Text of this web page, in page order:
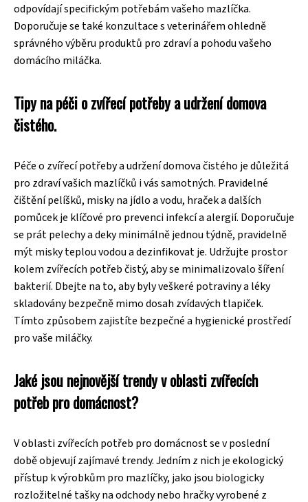
odpovídají specifickým potřebám vašeho mazlíčka.
Doporučuje se také konzultace s veterinářem ohledně
správného výběru produktů pro zdraví a pohodu vašeho
domácího miláčka.
Tipy na péči o zvířecí potřeby a udržení domova
čistého.
Péče o zvířecí potřeby a udržení domova čistého je důležitá
pro zdraví vašich mazlíčků i vás samotných. Pravidelné
čištění pelíšků, misky na jídlo a vodu, hraček a dalších
pomůcek je klíčové pro prevenci infekcí a alergií. Doporučuje
se prát pelechy a deky minimálně jednou týdně, pravidelně
mýt misky teplou vodou a dezinfikovat je. Udržujte prostor
kolem zvířecích potřeb čistý, aby se minimalizovalo šíření
bakterií. Dbejte na to, aby byly veškeré potraviny a léky
skladovány bezpečně mimo dosah zvídavých tlapiček.
Tímto způsobem zajistíte bezpečné a hygienické prostředí
pro vaše miláčky.
Jaké jsou nejnovější trendy v oblasti zvířecích
potřeb pro domácnost?
V oblasti zvířecích potřeb pro domácnost se v poslední
době objevují zajímavé trendy. Jedním z nich je ekologický
přístup k výrobkům pro mazlíčky, jako jsou biologicky
rozložitelné tašky na odchody nebo hračky vyrobené z